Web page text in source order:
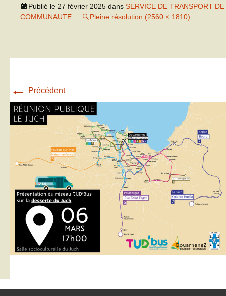
Publié le 27 février 2025 dans SERVICE DE TRANSPORT
COMMUNAUTE
Pleine résolution (2560 × 1810)
← Précédent